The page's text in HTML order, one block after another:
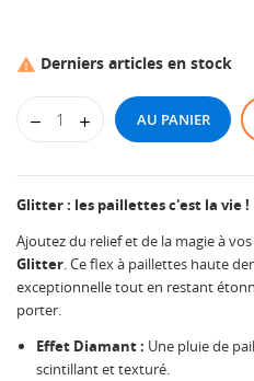
 Derniers articles en stock
AU PANIER
Glitter : les paillettes c'est la vie !
Ajoutez du relief et de la magie à
Glitter. Ce flex à paillettes haute
exceptionnelle tout en restant
porter.
Effet Diamant : Une pluie de
scintillant et texturé.